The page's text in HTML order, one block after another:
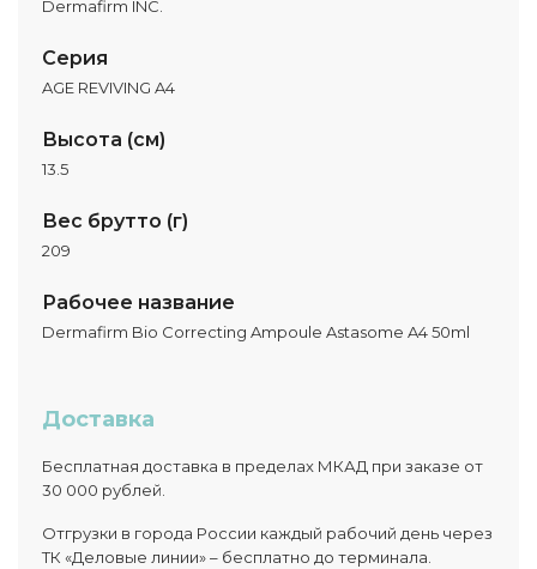
Dermafirm INC.
Серия
AGE REVIVING A4
Высота (см)
13.5
Вес брутто (г)
209
Рабочее название
Dermafirm Bio Correcting Ampoule Astasome A4 50ml
Доставка
Бесплатная доставка в пределах МКАД при заказе от
30 000 рублей.
Отгрузки в города России каждый рабочий день через
ТК «Деловые линии» – бесплатно до терминала.